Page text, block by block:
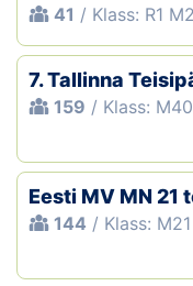
41 / Klass: R1
7. Tallinna
159 / Klass:
Eesti MV MN 21
144 / Klass: M21